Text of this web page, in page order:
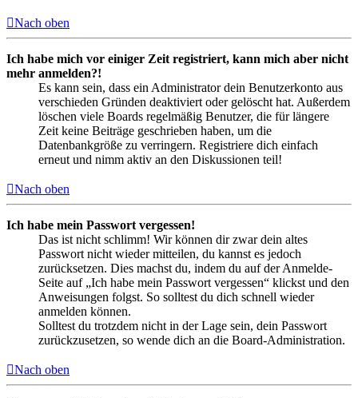
Nach oben
Ich habe mich vor einiger Zeit registriert, kann mich aber nicht
mehr anmelden?!
Es kann sein, dass ein Administrator dein Benutzerkonto aus
verschieden Gründen deaktiviert oder gelöscht hat. Außerdem
löschen viele Boards regelmäßig Benutzer, die für längere
Zeit keine Beiträge geschrieben haben, um die
Datenbankgröße zu verringern. Registriere dich einfach
erneut und nimm aktiv an den Diskussionen teil!
Nach oben
Ich habe mein Passwort vergessen!
Das ist nicht schlimm! Wir können dir zwar dein altes
Passwort nicht wieder mitteilen, du kannst es jedoch
zurücksetzen. Dies machst du, indem du auf der Anmelde-
Seite auf „Ich habe mein Passwort vergessen“ klickst und den
Anweisungen folgst. So solltest du dich schnell wieder
anmelden können.
Solltest du trotzdem nicht in der Lage sein, dein Passwort
zurückzusetzen, so wende dich an die Board-Administration.
Nach oben